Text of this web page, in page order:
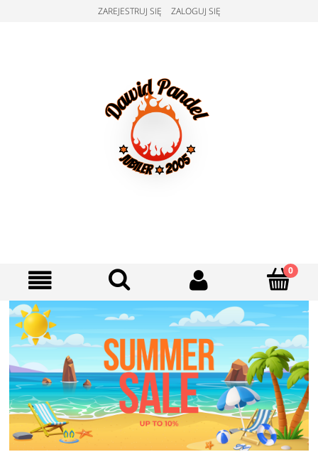
ZAREJESTRUJ SIĘ ZALOGUJ SIĘ